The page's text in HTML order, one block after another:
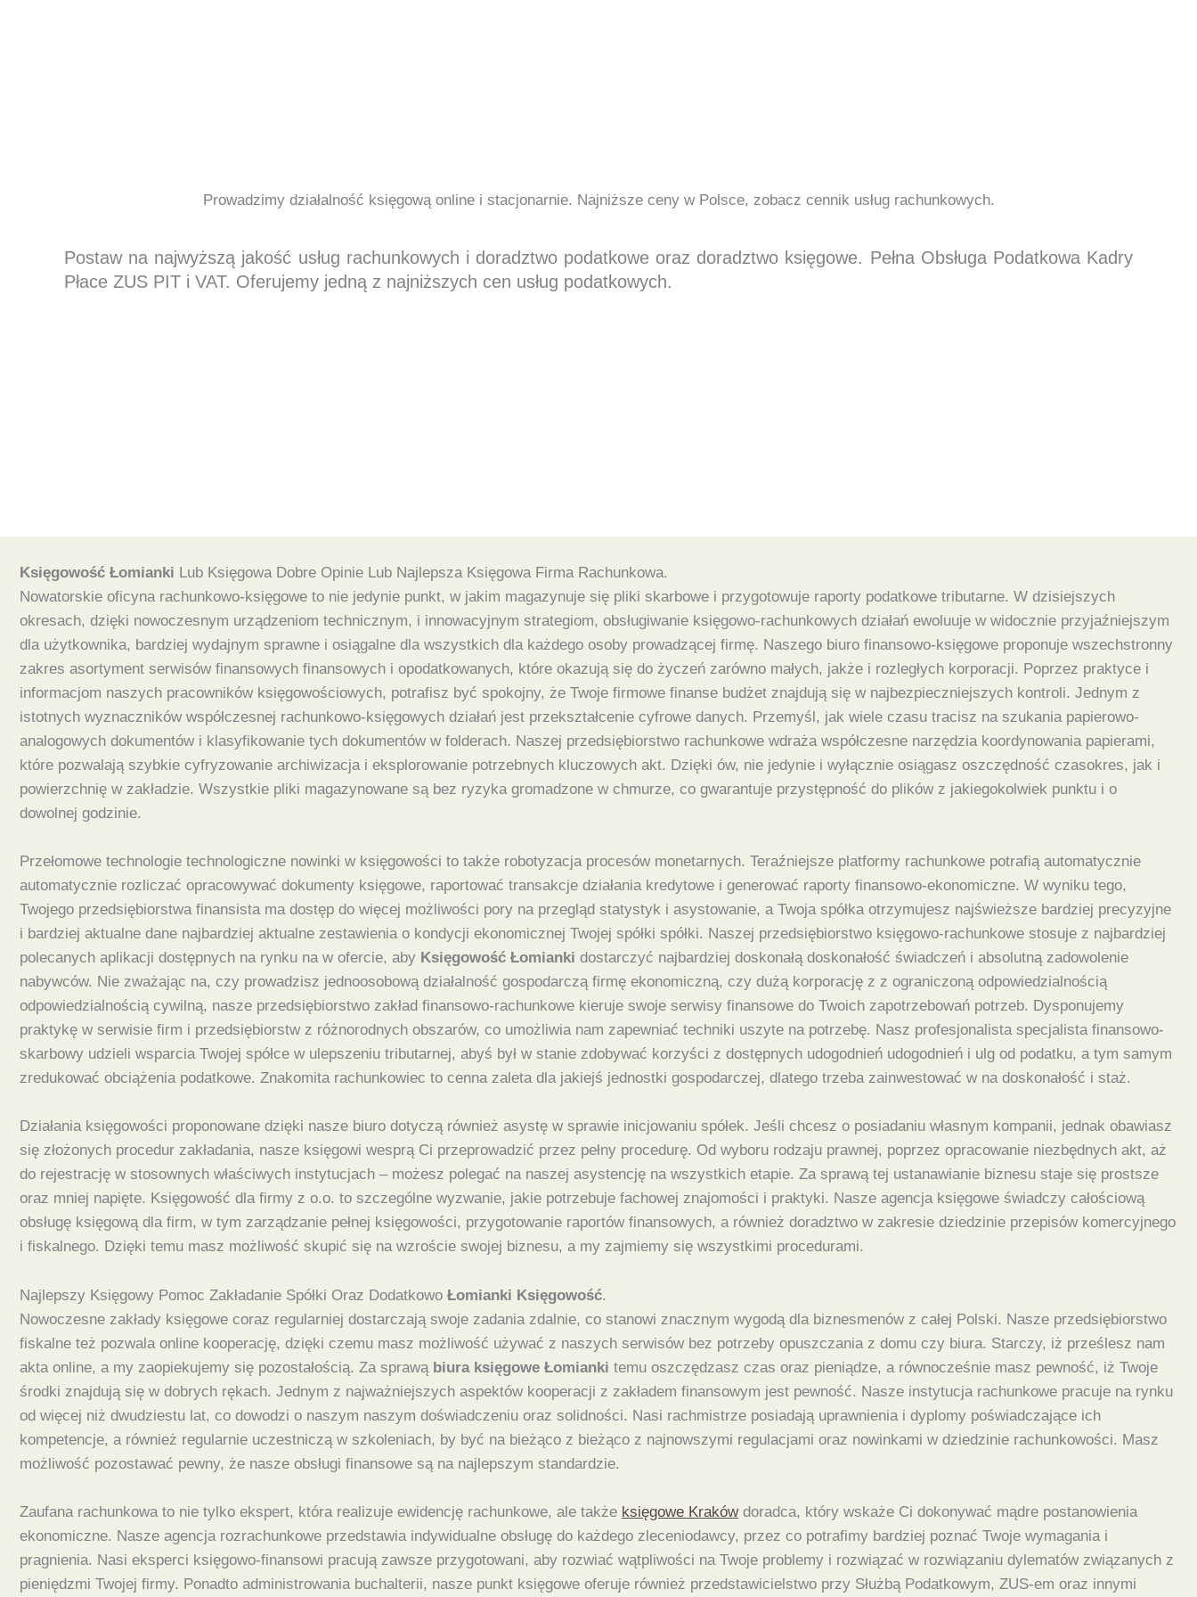
Prowadzimy działalność księgową online i stacjonarnie. Najniższe ceny w Polsce, zobacz cennik usług rachunkowych.
Postaw na najwyższą jakość usług rachunkowych i doradztwo podatkowe oraz doradztwo księgowe. Pełna Obsługa Podatkowa Kadry
Płace ZUS PIT i VAT. Oferujemy jedną z najniższych cen usług podatkowych.
Księgowość Łomianki Lub Księgowa Dobre Opinie Lub Najlepsza Księgowa Firma Rachunkowa.
Nowatorskie oficyna rachunkowo-księgowe to nie jedynie punkt, w jakim magazynuje się pliki skarbowe i przygotowuje raporty podatkowe tributarne. W dzisiejszych
okresach, dzięki nowoczesnym urządzeniom technicznym, i innowacyjnym strategiom, obsługiwanie księgowo-rachunkowych działań ewoluuje w widocznie przyjaźniejszym
dla użytkownika, bardziej wydajnym sprawne i osiągalne dla wszystkich dla każdego osoby prowadzącej firmę. Naszego biuro finansowo-księgowe proponuje wszechstronny
zakres asortyment serwisów finansowych finansowych i opodatkowanych, które okazują się do życzeń zarówno małych, jakże i rozległych korporacji. Poprzez praktyce i
informacjom naszych pracowników księgowościowych, potrafisz być spokojny, że Twoje firmowe finanse budżet znajdują się w najbezpieczniejszych kontroli. Jednym z
istotnych wyznaczników współczesnej rachunkowo-księgowych działań jest przekształcenie cyfrowe danych. Przemyśl, jak wiele czasu tracisz na szukania papierowo-
analogowych dokumentów i klasyfikowanie tych dokumentów w folderach. Naszej przedsiębiorstwo rachunkowe wdraża współczesne narzędzia koordynowania papierami,
które pozwalają szybkie cyfryzowanie archiwizacja i eksplorowanie potrzebnych kluczowych akt. Dzięki ów, nie jedynie i wyłącznie osiągasz oszczędność czasokres, jak i
powierzchnię w zakładzie. Wszystkie pliki magazynowane są bez ryzyka gromadzone w chmurze, co gwarantuje przystępność do plików z jakiegokolwiek punktu i o
dowolnej godzinie.
Przełomowe technologie technologiczne nowinki w księgowości to także robotyzacja procesów monetarnych. Teraźniejsze platformy rachunkowe potrafią automatycznie
automatycznie rozliczać opracowywać dokumenty księgowe, raportować transakcje działania kredytowe i generować raporty finansowo-ekonomiczne. W wyniku tego,
Twojego przedsiębiorstwa finansista ma dostęp do więcej możliwości pory na przegląd statystyk i asystowanie, a Twoja spółka otrzymujesz najświeższe bardziej precyzyjne
i bardziej aktualne dane najbardziej aktualne zestawienia o kondycji ekonomicznej Twojej spółki spółki. Naszej przedsiębiorstwo księgowo-rachunkowe stosuje z najbardziej
polecanych aplikacji dostępnych na rynku na w ofercie, aby Księgowość Łomianki dostarczyć najbardziej doskonałą doskonałość świadczeń i absolutną zadowolenie
nabywców. Nie zważając na, czy prowadzisz jednoosobową działalność gospodarczą firmę ekonomiczną, czy dużą korporację z z ograniczoną odpowiedzialnością
odpowiedzialnością cywilną, nasze przedsiębiorstwo zakład finansowo-rachunkowe kieruje swoje serwisy finansowe do Twoich zapotrzebowań potrzeb. Dysponujemy
praktykę w serwisie firm i przedsiębiorstw z różnorodnych obszarów, co umożliwia nam zapewniać techniki uszyte na potrzebę. Nasz profesjonalista specjalista finansowo-
skarbowy udzieli wsparcia Twojej spółce w ulepszeniu tributarnej, abyś był w stanie zdobywać korzyści z dostępnych udogodnień udogodnień i ulg od podatku, a tym samym
zredukować obciążenia podatkowe. Znakomita rachunkowiec to cenna zaleta dla jakiejś jednostki gospodarczej, dlatego trzeba zainwestować w na doskonałość i staż.
Działania księgowości proponowane dzięki nasze biuro dotyczą również asystę w sprawie inicjowaniu spółek. Jeśli chcesz o posiadaniu własnym kompanii, jednak obawiasz
się złożonych procedur zakładania, nasze księgowi wesprą Ci przeprowadzić przez pełny procedurę. Od wyboru rodzaju prawnej, poprzez opracowanie niezbędnych akt, aż
do rejestrację w stosownych właściwych instytucjach – możesz polegać na naszej asystencję na wszystkich etapie. Za sprawą tej ustanawianie biznesu staje się prostsze
oraz mniej napięte. Księgowość dla firmy z o.o. to szczególne wyzwanie, jakie potrzebuje fachowej znajomości i praktyki. Nasze agencja księgowe świadczy całościową
obsługę księgową dla firm, w tym zarządzanie pełnej księgowości, przygotowanie raportów finansowych, a również doradztwo w zakresie dziedzinie przepisów komercyjnego
i fiskalnego. Dzięki temu masz możliwość skupić się na wzroście swojej biznesu, a my zajmiemy się wszystkimi procedurami.
Najlepszy Księgowy Pomoc Zakładanie Spółki Oraz Dodatkowo Łomianki Księgowość.
Nowoczesne zakłady księgowe coraz regularniej dostarczają swoje zadania zdalnie, co stanowi znacznym wygodą dla biznesmenów z całej Polski. Nasze przedsiębiorstwo
fiskalne też pozwala online kooperację, dzięki czemu masz możliwość używać z naszych serwisów bez potrzeby opuszczania z domu czy biura. Starczy, iż prześlesz nam
akta online, a my zaopiekujemy się pozostałością. Za sprawą biura księgowe Łomianki temu oszczędzasz czas oraz pieniądze, a równocześnie masz pewność, iż Twoje
środki znajdują się w dobrych rękach. Jednym z najważniejszych aspektów kooperacji z zakładem finansowym jest pewność. Nasze instytucja rachunkowe pracuje na rynku
od więcej niż dwudziestu lat, co dowodzi o naszym naszym doświadczeniu oraz solidności. Nasi rachmistrze posiadają uprawnienia i dyplomy poświadczające ich
kompetencje, a również regularnie uczestniczą w szkoleniach, by być na bieżąco z bieżąco z najnowszymi regulacjami oraz nowinkami w dziedzinie rachunkowości. Masz
możliwość pozostawać pewny, że nasze obsługi finansowe są na najlepszym standardzie.
Zaufana rachunkowa to nie tylko ekspert, która realizuje ewidencję rachunkowe, ale także księgowe Krakówdoradca, który wskaże Ci dokonywać mądre postanowienia
ekonomiczne. Nasze agencja rozrachunkowe przedstawia indywidualne obsługę do każdego zleceniodawcy, przez co potrafimy bardziej poznać Twoje wymagania i
pragnienia. Nasi eksperci księgowo-finansowi pracują zawsze przygotowani, aby rozwiać wątpliwości na Twoje problemy i rozwiązać w rozwiązaniu dylematów związanych z
pieniędzmi Twojej firmy. Ponadto administrowania buchalterii, nasze punkt księgowe oferuje również przedstawicielstwo przy Służbą Podatkowym, ZUS-em oraz innymi